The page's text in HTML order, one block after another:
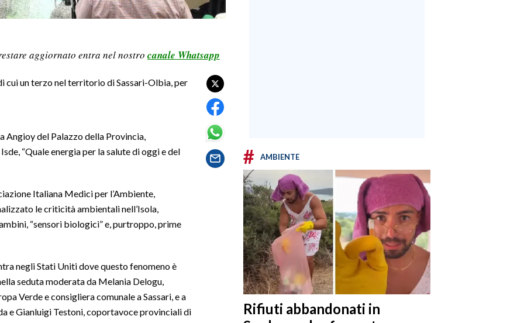
aggiornato entra nel nostro canale Whatsapp
cui un terzo nel territorio di Sassari-Olbia, per
Angioy del Palazzo della Provincia,
“Quale energia per la salute di oggi e del
Italiana Medici per l’Ambiente,
le criticità ambientali nell’Isola,
“sensori biologici” e, purtroppo, prime
negli Stati Uniti dove questo fenomeno è
seduta moderata da Melania Delogu,
Verde e consigliera comunale a Sassari, e a
e Gianluigi Testoni, coportavoce provinciali di
# AMBIENTE
Rifiuti abbandonati in